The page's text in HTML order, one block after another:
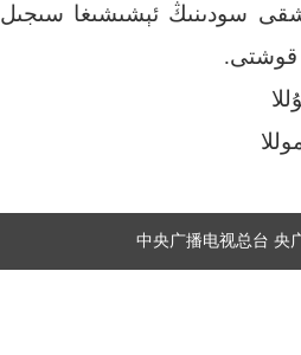
سودىنىڭ ئېشىشىغا سىجىل
قوشتى.
中央广播电视总台 央